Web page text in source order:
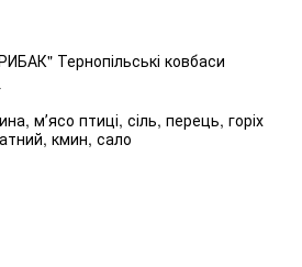
Тернопільські ковбаси
мʼясо птиці, сіль, перець, горіх
кмин, сало